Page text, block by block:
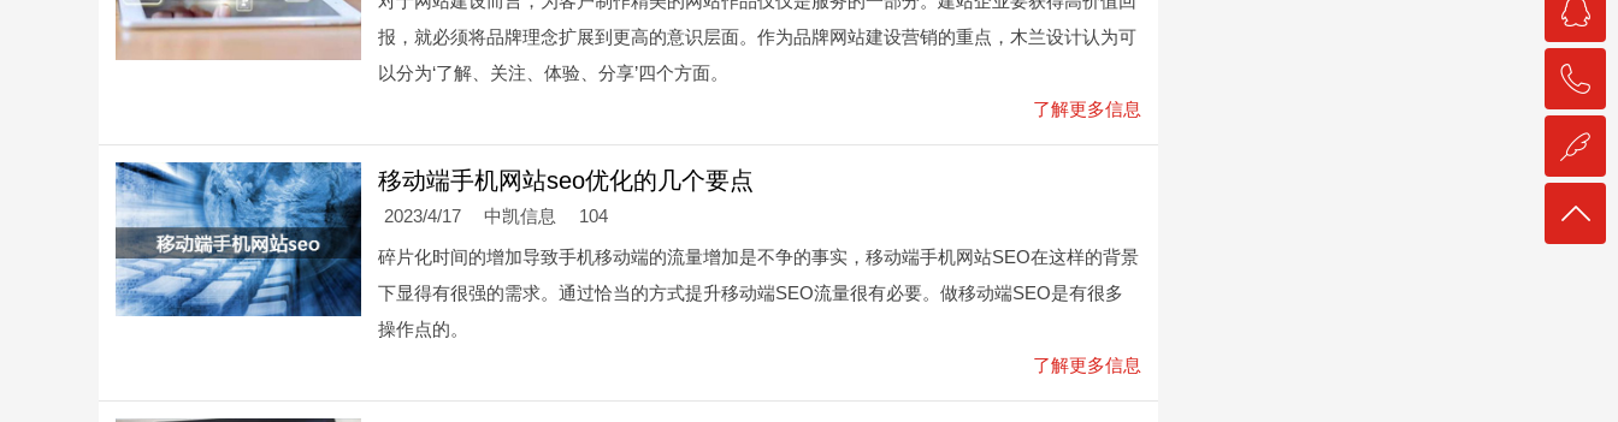
报，就必须将品牌理念扩展到更高的意识层面。作为品牌网站建设营销的重点，木兰设计认为可
以分为‘了解、关注、体验、分享’四个方面。
了解更多信息
移动端手机网站seo优化的几个要点
2023/4/17 中凯信息
104
碎片化时间的增加导致手机移动端的流量增加是不争的事实，移动端手机网站SEO在这样的背景
下显得有很强的需求。通过恰当的方式提升移动端SEO流量很有必要。做移动端SEO是有很多
操作点的。
了解更多信息